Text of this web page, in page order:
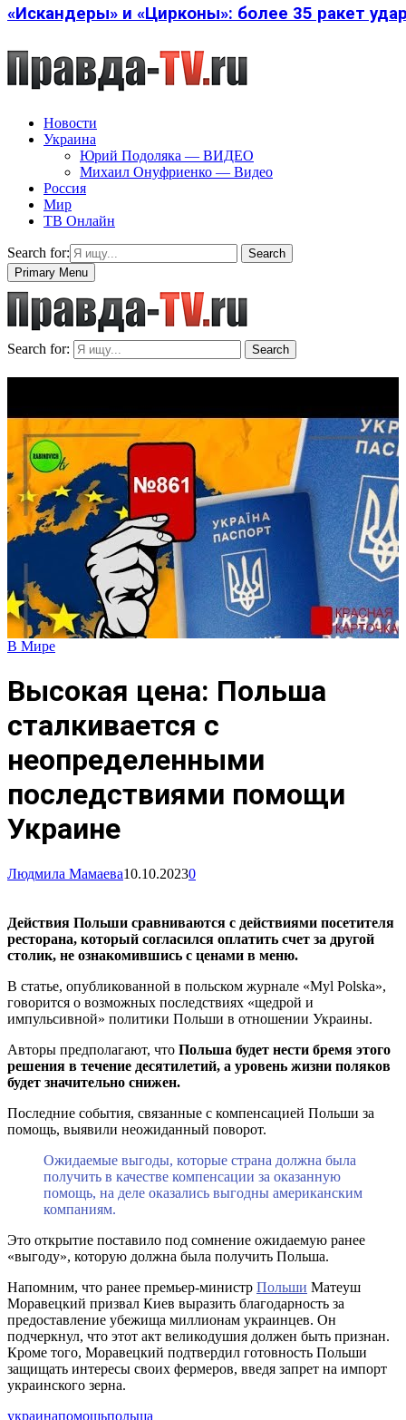
«Искандеры» и «Цирконы»: более 35 ракет
Новости
Украина
Юрий Подоляка — ВИДЕО
Михаил Онуфриенко — Видео
Россия
Мир
ТВ Онлайн
Search for:
Search
Primary Menu
Search for: Search
В Мире
Высокая цена: Польша
сталкивается с
неопределенными
последствиями помощи
Украине
Людмила Мамаева10.10.20230
Действия Польши сравниваются с действиями посетителя
ресторана, который согласился оплатить счет за другой
столик, не ознакомившись с ценами в меню.
В статье, опубликованной в польском журнале «Myl Polska»,
говорится о возможных последствиях «щедрой и
импульсивной» политики Польши в отношении Украины.
Авторы предполагают, что Польша будет нести бремя этого
решения в течение десятилетий, а уровень жизни поляков
будет значительно снижен.
Последние события, связанные с компенсацией Польши за
помощь, выявили неожиданный поворот.
Ожидаемые выгоды, которые страна должна была
получить в качестве компенсации за оказанную
помощь, на деле оказались выгодны американским
компаниям.
Это открытие поставило под сомнение ожидаемую ранее
«выгоду», которую должна была получить Польша.
Напомним, что ранее премьер-министр Польши Матеуш
Моравецкий призвал Киев выразить благодарность за
предоставление убежища миллионам украинцев. Он
подчеркнул, что этот акт великодушия должен быть признан.
Кроме того, Моравецкий подтвердил готовность Польши
защищать интересы своих фермеров, введя запрет на импорт
украинского зерна.
украинапомощьпольша